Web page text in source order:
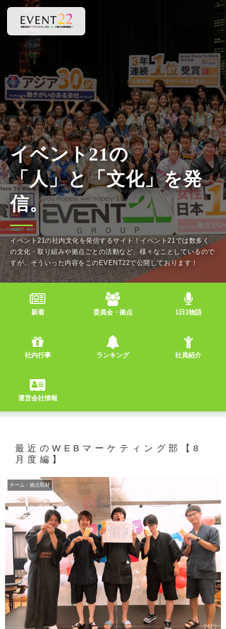
イベント21の社内文化を発信するサイト！イベント21では数多く
の文化・取り組みや拠点ごとの活動など、様々なことしているので
すが、そういった内容をこのEVENT22で公開しております！
新着 委員会・拠点 1日1物語
社内行事 ランキング 社員紹介
運営会社情報
最近のWEBマーケティング部【8
月度編】
チーム・拠点取材